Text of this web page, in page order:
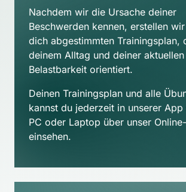
Nachdem wir die Ursache deiner
Beschwerden kennen, erstellen
dich abgestimmten Trainingsplan,
deinem Alltag und deiner aktuellen
Belastbarkeit orientiert.
Deinen Trainingsplan und alle
kannst du jederzeit in unserer App
PC oder Laptop über unser
einsehen.